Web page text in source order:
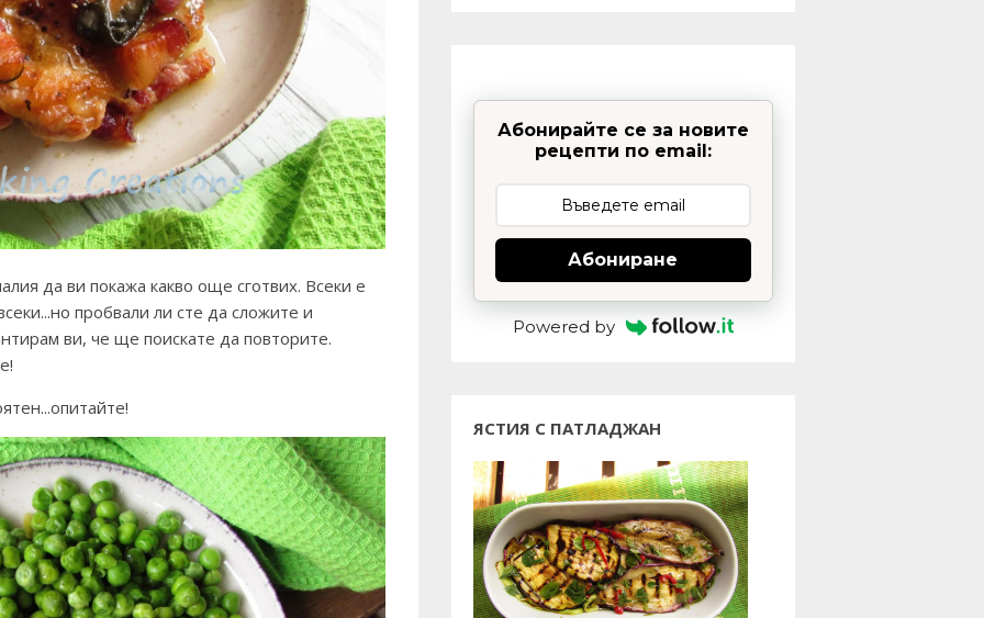
да ви покажа какво още сготвих. Всеки е
пробвали ли сте да сложите и
ви, че ще поискате да повторите.
Абонирайте се за новите
рецепти по email:
Абониране
Powered by
ЯСТИЯ С ПАТЛАДЖАН